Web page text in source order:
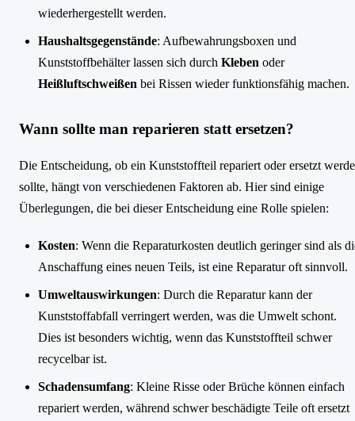
wiederhergestellt werden.
Haushaltsgegenstände: Aufbewahrungsboxen und
Kunststoffbehälter lassen sich durch Kleben oder
Heißluftschweißen bei Rissen wieder funktionsfähig machen.
Wann sollte man reparieren statt ersetzen?
Die Entscheidung, ob ein Kunststoffteil repariert oder ersetzt
sollte, hängt von verschiedenen Faktoren ab. Hier sind einige
Überlegungen, die bei dieser Entscheidung eine Rolle spielen:
Kosten: Wenn die Reparaturkosten deutlich geringer sind als
Anschaffung eines neuen Teils, ist eine Reparatur oft sinnvoll.
Umweltauswirkungen: Durch die Reparatur kann der
Kunststoffabfall verringert werden, was die Umwelt schont.
Dies ist besonders wichtig, wenn das Kunststoffteil schwer
recycelbar ist.
Schadensumfang: Kleine Risse oder Brüche können einfach
repariert werden, während schwer beschädigte Teile oft ersetzt